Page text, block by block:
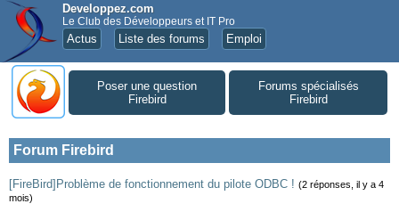
Developpez.com
Le Club des Développeurs et IT Pro
Actus Liste des forums Emploi
Poser une question
Firebird
Forums spécialisés
Firebird
Forum Firebird
[FireBird]Problème de fonctionnement du pilote ODBC ! (2 réponses, il y a 4
mois)